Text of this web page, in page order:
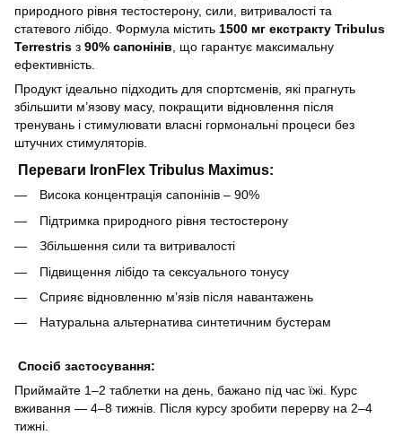
природного рівня тестостерону, сили, витривалості та
статевого лібідо. Формула містить 1500 мг екстракту Tribulus
Terrestris з 90% сапонінів , що гарантує максимальну
ефективність.
Продукт ідеально підходить для спортсменів, які прагнуть
збільшити м’язову масу, покращити відновлення після
тренувань і стимулювати власні гормональні процеси без
штучних стимуляторів.
Переваги IronFlex Tribulus Maximus:
Висока концентрація сапонінів – 90%
Підтримка природного рівня тестостерону
Збільшення сили та витривалості
Підвищення лібідо та сексуального тонусу
Сприяє відновленню м’язів після навантажень
Натуральна альтернатива синтетичним бустерам
Спосіб застосування:
Приймайте 1–2 таблетки на день, бажано під час їжі. Курс
вживання — 4–8 тижнів. Після курсу зробити перерву на 2–4
тижні.